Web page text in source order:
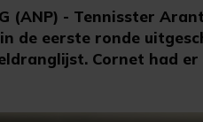
(ANP) - Tennisster
de eerste ronde
Cornet had